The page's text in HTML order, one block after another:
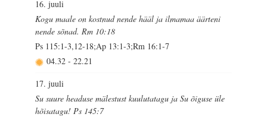
16. juuli
Kogu maale on kostnud nende hääl ja ilmamaa äärteni
nende sõnad. Rm 10:18
Ps 115:1-3,12-18;Ap 13:1-3;Rm 16:1-7
04.32 - 22.21
17. juuli
Su suure headuse mälestust kuulutatagu ja Su õiguse üle
hõisatagu! Ps 145:7